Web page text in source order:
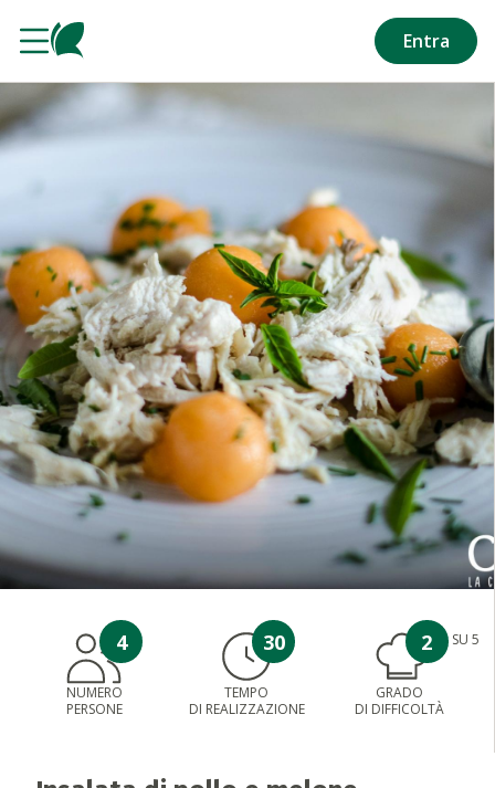
Entra
4
NUMERO
PERSONE
30
TEMPO
DI REALIZZAZIONE
2 SU 5
GRADO
DI DIFFICOLTÀ